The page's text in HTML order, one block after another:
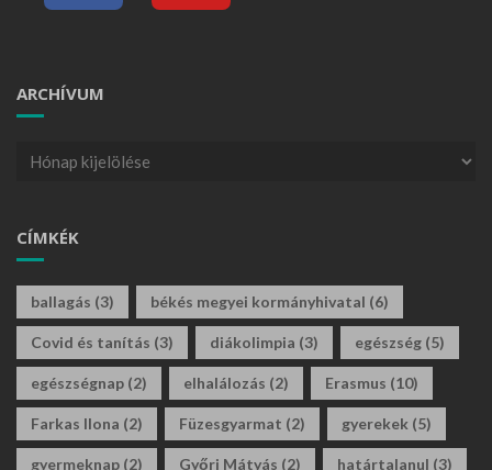
ARCHÍVUM
CÍMKÉK
ballagás (3) békés megyei kormányhivatal (6)
Covid és tanítás (3) diákolimpia (3) egészség (5)
egészségnap (2) elhalálozás (2) Erasmus (10)
Farkas Ilona (2) Füzesgyarmat (2) gyerekek (5)
gyermeknap (2) Győri Mátyás (2) határtalanul (3)